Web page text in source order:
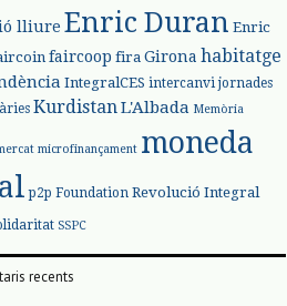
lliure Enric Duran Enric
faircoop fira Girona habitatge
IntegralCES intercanvi jornades
Kurdistan L'Albada Memòria
microfinançament moneda
p2p Foundation Revolució Integral
SSPC
recents